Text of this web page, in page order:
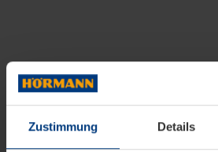
Zustimmung Details